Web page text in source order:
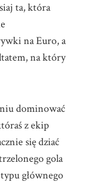
ta, która
na Euro, a
na który
dominować
z ekip
się dziać
gola
głównego